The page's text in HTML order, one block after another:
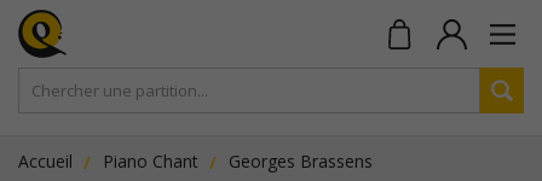
Accueil Piano Chant Georges Brassens